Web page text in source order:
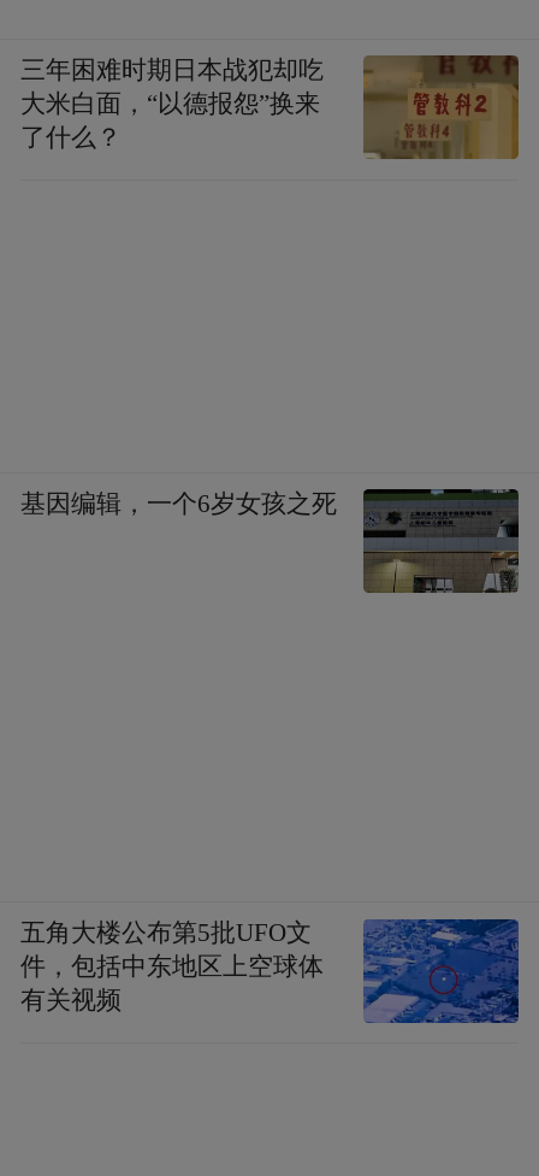
三年困难时期日本战犯却吃
大米白面，“以德报怨”换来
了什么？
基因编辑，一个6岁女孩之死
五角大楼公布第5批UFO文
件，包括中东地区上空球体
有关视频